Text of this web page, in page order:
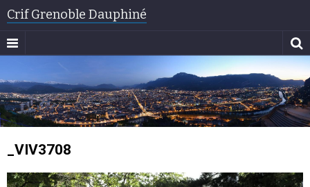
Crif Grenoble Dauphiné
_VIV3708